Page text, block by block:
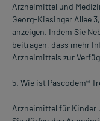
Arzneimittel und
Georg-Kiesinger Allee
anzeigen. Indem Sie
beitragen, dass mehr
Arzneimittels zur
5. Wie ist Pascodem®
Arzneimittel für Kinder